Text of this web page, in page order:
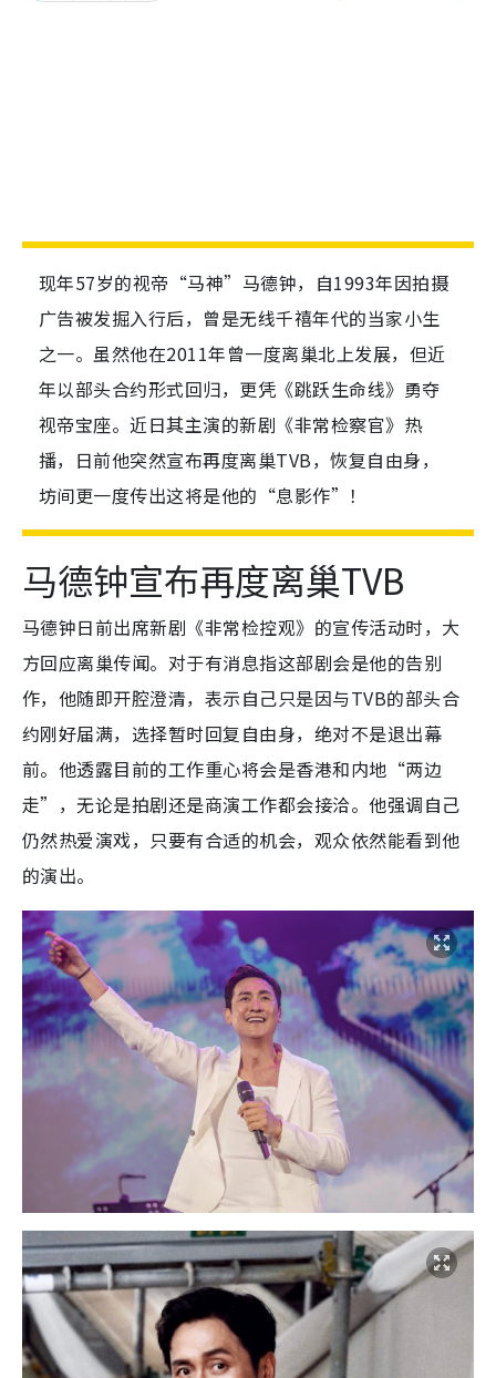
现年57岁的视帝“马神”马德钟，自1993年因拍摄
广告被发掘入行后，曾是无线千禧年代的当家小生
之一。虽然他在2011年曾一度离巢北上发展，但近
年以部头合约形式回归，更凭《跳跃生命线》勇夺
视帝宝座。近日其主演的新剧《非常检察官》热
播，日前他突然宣布再度离巢TVB，恢复自由身，
坊间更一度传出这将是他的“息影作”！
马德钟宣布再度离巢TVB
马德钟日前出席新剧《非常检控观》的宣传活动时，大
方回应离巢传闻。对于有消息指这部剧会是他的告别
作，他随即开腔澄清，表示自己只是因与TVB的部头合
约刚好届满，选择暂时回复自由身，绝对不是退出幕
前。他透露目前的工作重心将会是香港和内地“两边
走”，无论是拍剧还是商演工作都会接洽。他强调自己
仍然热爱演戏，只要有合适的机会，观众依然能看到他
的演出。